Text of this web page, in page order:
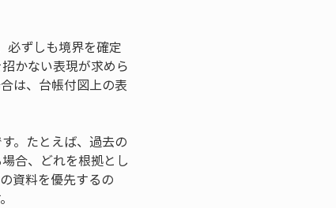
必ずしも境界を確定
かない表現が求めら
は、台帳付図上の表
。たとえば、過去の
合、どれを根拠とし
資料を優先するの